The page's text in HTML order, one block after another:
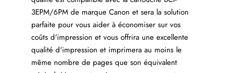
3EPM/6PM de marque Canon et sera la solution
parfaite pour vous aider à économiser sur vos
coûts d'impression et vous offrira une excellente
qualité d'impression et imprimera au moins le
même nombre de pages que son équivalent